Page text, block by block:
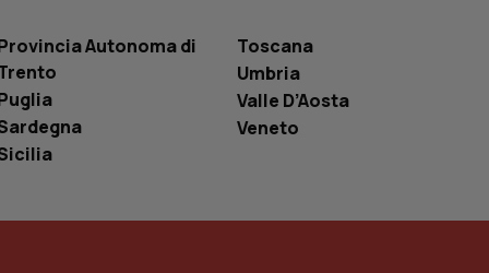
Autonoma di
Toscana
Umbria
Valle D’Aosta
Veneto
in cui viene
il sito, ma un
di accesso per
Analytics